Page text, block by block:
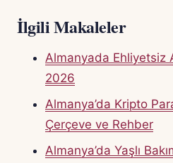
İlgili Makaleler
Almanyada Ehliyetsiz
2026
Almanya’da Kripto
Çerçeve ve Rehber
Almanya’da Yaşlı